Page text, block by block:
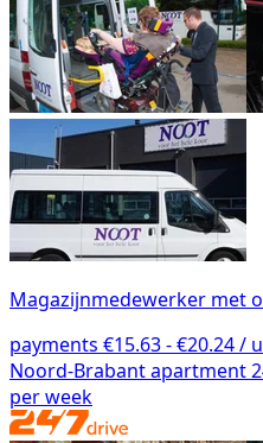
Magazijnmedewerker met
payments €15.63 - €20.24 /
Noord-Brabantapartment
per week